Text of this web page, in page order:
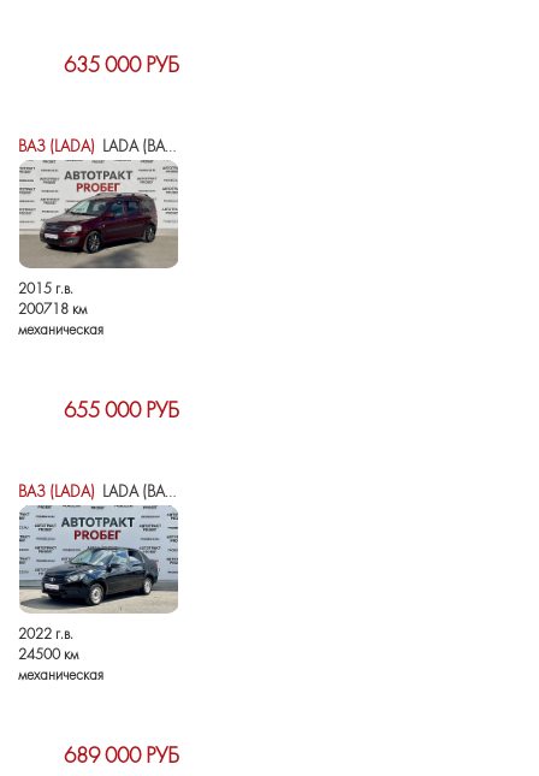
635 000 РУБ
ВАЗ (LADA) LADA (ВАЗ) LARGUS I
2015 г.в.
200718 км
механическая
655 000 РУБ
ВАЗ (LADA) LADA (ВАЗ) GRANTA I РЕСТАЙЛИНГ
2022 г.в.
24500 км
механическая
689 000 РУБ